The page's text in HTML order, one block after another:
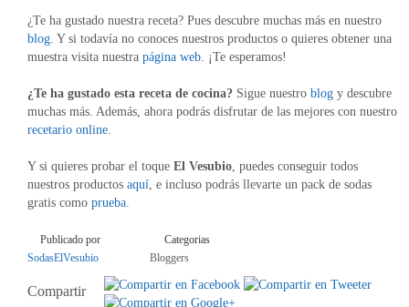
¿Te ha gustado nuestra receta? Pues descubre muchas más en nuestro
blog. Y si todavía no conoces nuestros productos o quieres obtener una
muestra visita nuestra página web. ¡Te esperamos!
¿Te ha gustado esta receta de cocina? Sigue nuestro blog y descubre
muchas más. Además, ahora podrás disfrutar de las mejores con nuestro
recetario online.
Y si quieres probar el toque El Vesubio, puedes conseguir todos
nuestros productos aquí, e incluso podrás llevarte un pack de sodas
gratis como prueba.
Publicado por
SodasElVesubio
Categorias
Bloggers
Compartir